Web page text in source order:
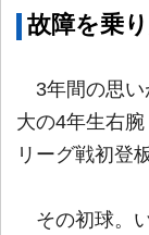
故障を乗
3年間の思い
大の4年生右腕
リーグ戦初登
その初球。